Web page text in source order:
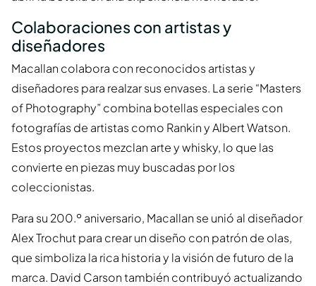
Colaboraciones con artistas y
diseñadores
Macallan colabora con reconocidos artistas y
diseñadores para realzar sus envases. La serie “Masters
of Photography” combina botellas especiales con
fotografías de artistas como Rankin y Albert Watson.
Estos proyectos mezclan arte y whisky, lo que las
convierte en piezas muy buscadas por los
coleccionistas.
Para su 200.º aniversario, Macallan se unió al diseñador
Alex Trochut para crear un diseño con patrón de olas,
que simboliza la rica historia y la visión de futuro de la
marca. David Carson también contribuyó actualizando